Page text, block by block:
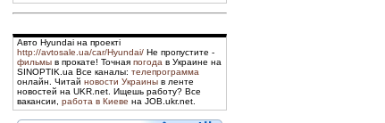
Авто Hyundai на проекті
http://avtosale.ua/car/Hyundai/ Не пропустите -
фильмы в прокате! Точная погода в Украине на
SINOPTIK.ua Все каналы: телепрограмма
онлайн. Читай новости Украины в ленте
новостей на UKR.net. Ищешь работу? Все
вакансии, работа в Киеве на JOB.ukr.net.